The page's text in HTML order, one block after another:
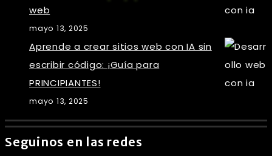
web
mayo 13, 2025
Aprende a crear sitios web con IA sin
escribir código: ¡Guía para
PRINCIPIANTES!
mayo 13, 2025
Seguinos en las redes